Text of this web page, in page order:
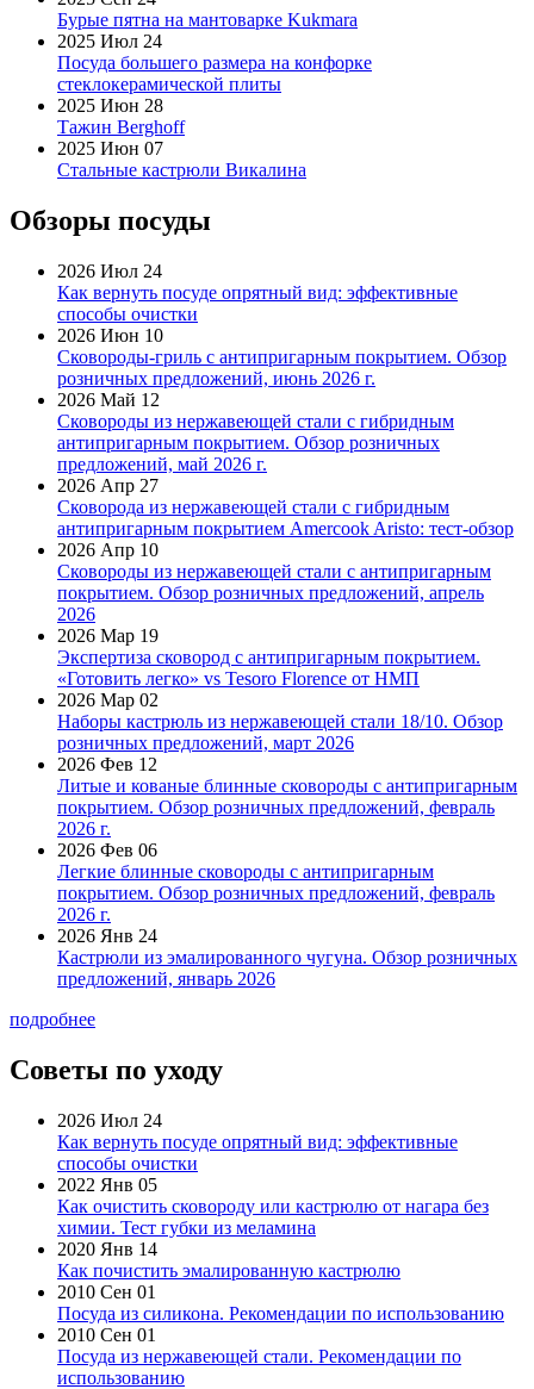
Бурые пятна на мантоварке Kukmara
2025 Июл 24
Посуда большего размера на конфорке
стеклокерамической плиты
2025 Июн 28
Тажин Berghoff
2025 Июн 07
Стальные кастрюли Викалина
Обзоры посуды
2026 Июл 24
Как вернуть посуде опрятный вид: эффективные
способы очистки
2026 Июн 10
Сковороды-гриль с антипригарным покрытием. Обзор
розничных предложений, июнь 2026 г.
2026 Май 12
Сковороды из нержавеющей стали с гибридным
антипригарным покрытием. Обзор розничных
предложений, май 2026 г.
2026 Апр 27
Сковорода из нержавеющей стали с гибридным
антипригарным покрытием Amercook Aristo: тест-обзор
2026 Апр 10
Сковороды из нержавеющей стали с антипригарным
покрытием. Обзор розничных предложений, апрель
2026
2026 Мар 19
Экспертиза сковород с антипригарным покрытием.
«Готовить легко» vs Tesoro Florence от НМП
2026 Мар 02
Наборы кастрюль из нержавеющей стали 18/10. Обзор
розничных предложений, март 2026
2026 Фев 12
Литые и кованые блинные сковороды с антипригарным
покрытием. Обзор розничных предложений, февраль
2026 г.
2026 Фев 06
Легкие блинные сковороды с антипригарным
покрытием. Обзор розничных предложений, февраль
2026 г.
2026 Янв 24
Кастрюли из эмалированного чугуна. Обзор розничных
предложений, январь 2026
подробнее
Советы по уходу
2026 Июл 24
Как вернуть посуде опрятный вид: эффективные
способы очистки
2022 Янв 05
Как очистить сковороду или кастрюлю от нагара без
химии. Тест губки из меламина
2020 Янв 14
Как почистить эмалированную кастрюлю
2010 Сен 01
Посуда из силикона. Рекомендации по использованию
2010 Сен 01
Посуда из нержавеющей стали. Рекомендации по
использованию